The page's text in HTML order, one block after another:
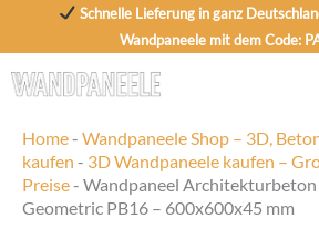
Schnelle Lieferung in ganz
Wandpaneele mit dem Code:
Home- Wandpaneele Shop – 3D,
kaufen - 3D Wandpaneele kaufen –
Preise- Wandpaneel
Geometric PB16 – 600x600x45 mm